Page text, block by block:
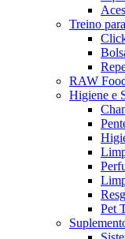
Treino
RAW
Higiene e
Pet